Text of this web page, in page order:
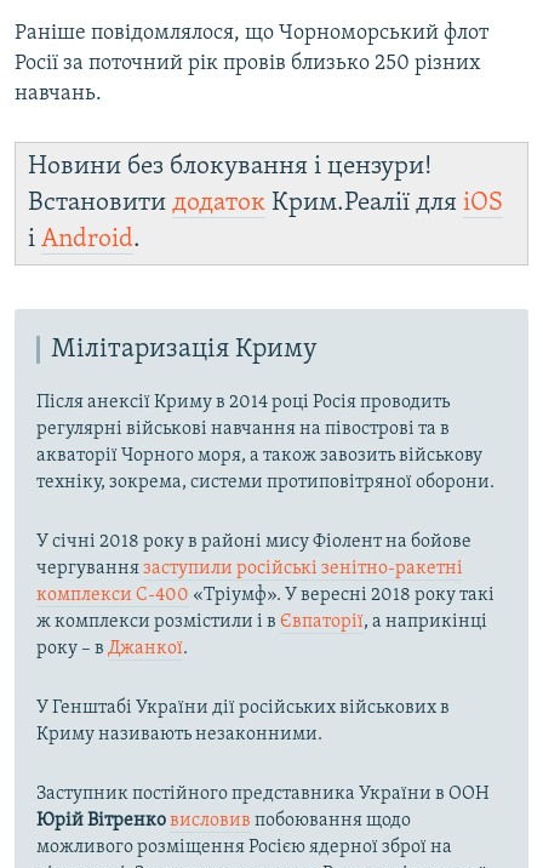
Раніше повідомлялося, що Чорноморський флот
Росії за поточний рік провів близько 250 різних
навчань.
Новини без блокування і цензури!
Встановити додаток Крим.Реалії для iOS
і Android.
Мілітаризація Криму
Після анексії Криму в 2014 році Росія проводить
регулярні військові навчання на півострові та в
акваторії Чорного моря, а також завозить військову
техніку, зокрема, системи протиповітряної оборони.
У січні 2018 року в районі мису Фіолент на бойове
чергуваннязаступили російські зенітно-ракетні
комплекси С-400 «Тріумф». У вересні 2018 року такі
ж комплекси розмістили і в Євпаторії, а наприкінці
року – в Джанкої.
У Генштабі України дії російських військових в
Криму називають незаконними.
Заступник постійного представника України в ООН
Юрій Вітренковисловив побоювання щодо
можливого розміщення Росією ядерної зброї на